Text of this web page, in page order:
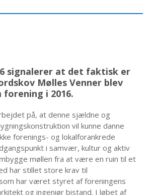
signalerer at det faktisk er
Mølles Venner blev
i 2016.
på, at denne sjældne og
vil kunne danne
forenings- og lokalforankrede
i samvær, kultur og aktiv
møllen fra at være en ruin til et
har stillet store krav til
har været styret af foreningens
og ingeniør bistand. I løbet af